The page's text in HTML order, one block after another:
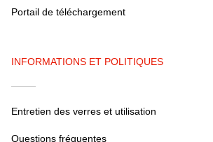
Portail de téléchargement
INFORMATIONS ET POLITIQUES
Entretien des verres et utilisation
Questions fréquentes